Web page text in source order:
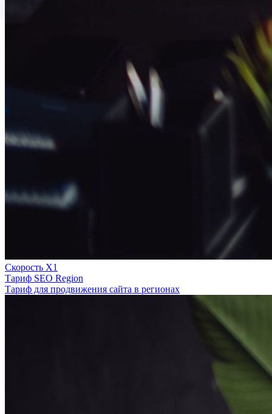
Скорость Х1
Тариф SEO Region
Тариф для продвижения сайта в регионах